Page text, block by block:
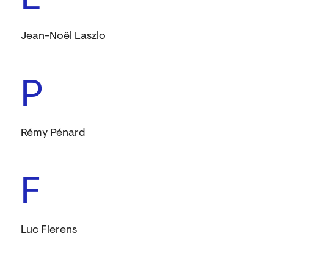
Jean-Noël Laszlo
P
Rémy Pénard
F
Luc Fierens